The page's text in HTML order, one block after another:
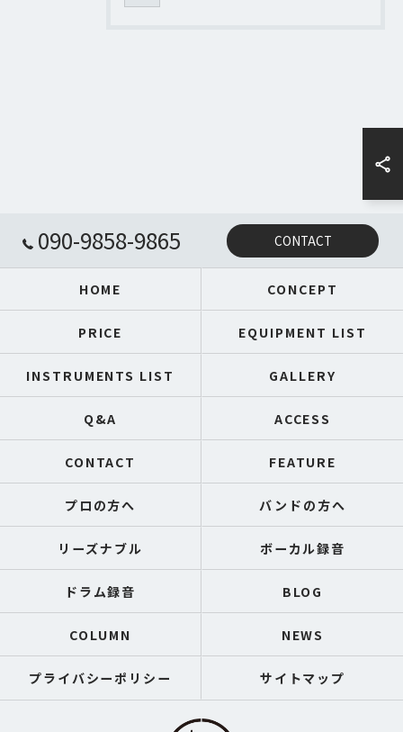
090-9858-9865 CONTACT
HOME CONCEPT
PRICE EQUIPMENT LIST
INSTRUMENTS LIST GALLERY
Q&A ACCESS
CONTACT FEATURE
プロの方へ バンドの方へ
リーズナブル ボーカル録音
ドラム録音 BLOG
COLUMN NEWS
プライバシーポリシー サイトマップ